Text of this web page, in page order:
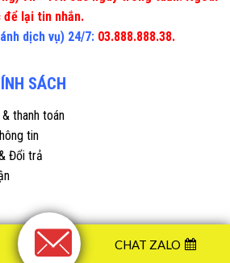
CHAT ZALO
lại tin nhắn.
dịch vụ) 24/7: 03.888.888.38.
SÁCH
thanh toán
tin
Đổi trả